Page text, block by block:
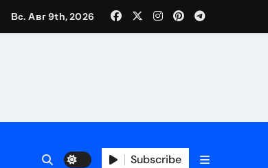
Вс. Авг 9th, 2026
Subscribe